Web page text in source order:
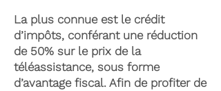
La plus connue est le crédit
d’impôts, conférant une réduction
de 50% sur le prix de la
téléassistance, sous forme
d’avantage fiscal. Afin de profiter de